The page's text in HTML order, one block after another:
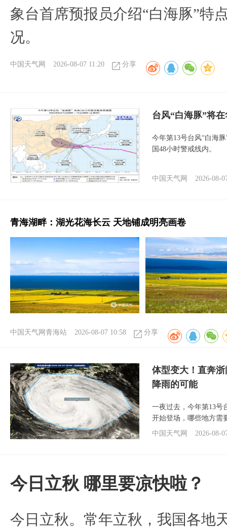
象台首席预报员介绍“白海豚”特
况。
中国天气网 2026-08-07 11:20 分享
台风“白海豚”将
今年第13号台风“白海
国48小时警戒线内。
中国天气网 2026-08-
青海湖畔：湖光花海长云 天地铺成明亮画卷
中国天气网青海站 2026-08-07 10:58 分享
体型变大！直奔
降雨的可能
一夜过去，今年第13号
开始登场，哪些地方需
中国天气网
2026-08-
今日立秋 哪里要凉快啦？
今日立秋。常年立秋，我国各地